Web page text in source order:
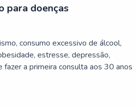
para doenças
consumo excessivo de álcool,
estresse, depressão,
a primeira consulta aos 30 anos